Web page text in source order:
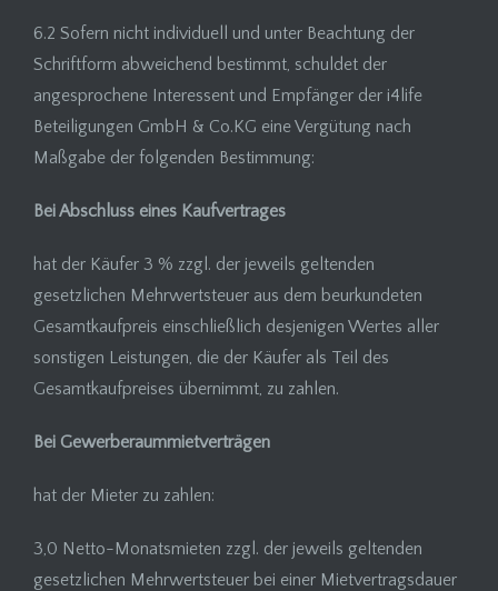
6.2 Sofern nicht individuell und unter Beachtung der
Schriftform abweichend bestimmt, schuldet der
angesprochene Interessent und Empfänger der i4life
Beteiligungen GmbH & Co.KG eine Vergütung nach
Maßgabe der folgenden Bestimmung:
Bei Abschluss eines Kaufvertrages
hat der Käufer 3 % zzgl. der jeweils geltenden
gesetzlichen Mehrwertsteuer aus dem beurkundeten
Gesamtkaufpreis einschließlich desjenigen Wertes aller
sonstigen Leistungen, die der Käufer als Teil des
Gesamtkaufpreises übernimmt, zu zahlen.
Bei Gewerberaummietverträgen
hat der Mieter zu zahlen:
3,0 Netto-Monatsmieten zzgl. der jeweils geltenden
gesetzlichen Mehrwertsteuer bei einer Mietvertragsdauer